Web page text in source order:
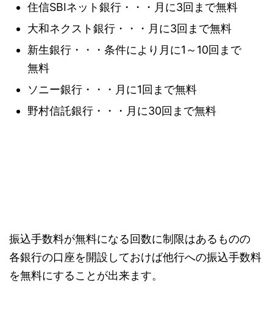
住信SBIネット銀行・・・月に3回まで無料
大和ネクスト銀行・・・月に3回まで無料
新生銀行・・・条件により月に1～10回まで
無料
ソニー銀行・・・月に1回まで無料
野村信託銀行・・・月に30回まで無料
振込手数料が無料になる回数に制限はあるものの
各銀行の口座を開設しておけば他行への振込手数料
を無料にすることが出来ます。